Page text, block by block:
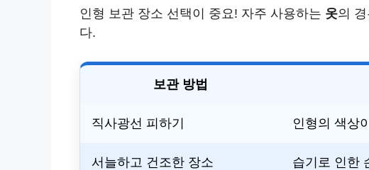
인형 보관 장소 선택이 중요! 자주 사용하는 옷의
다.
보관 방법
직사광선 피하기 인형의 색상
서늘하고 건조한 장소 습기로 인한